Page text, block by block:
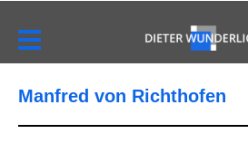
Manfred von Richthofen